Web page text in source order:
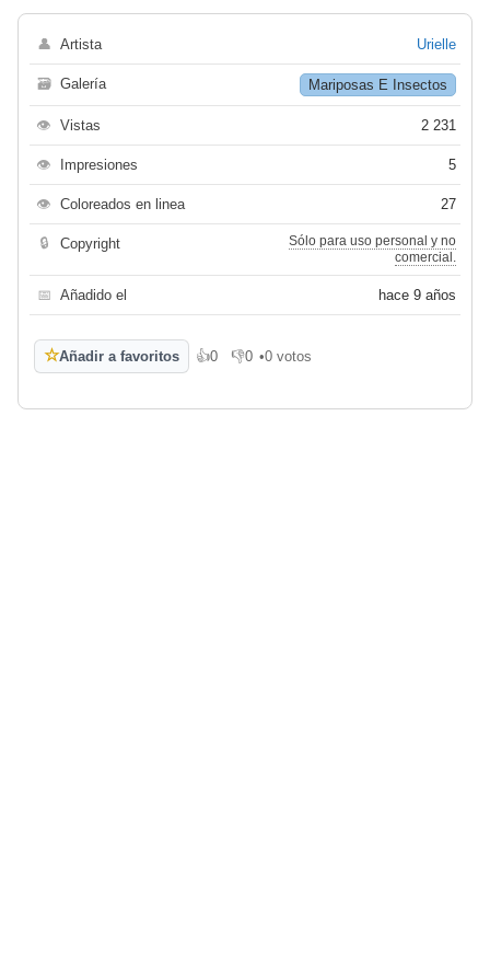
👤 Artista Urielle
🗃 Galería Mariposas E Insectos
👁 Vistas 2 231
👁 Impresiones 5
👁 Coloreados en linea 27
🔒 Copyright
Sólo para uso personal y no
comercial.
📅 Añadido el hace 9 años
☆Añadir a favoritos 👍0
Me gusta
👎0
No me gusta
•0 votos